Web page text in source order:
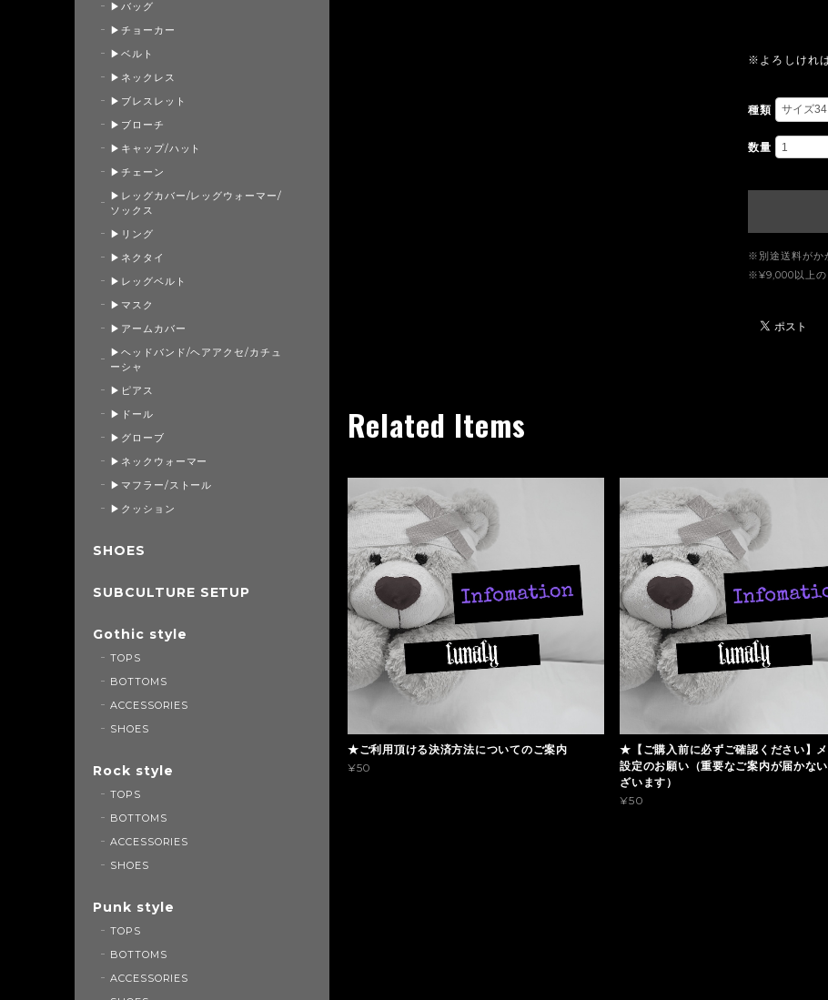
※よろしけれ
種類
数量
※別途送料がか
※¥9,000以上の
Related Items
★ご利用頂ける決済方法についてのご案内
¥50
★【ご購入前に必ずご確認ください】
設定のお願い（重要なご案内が届かな
ざいます）
¥50
▶バッグ
▶チョーカー
▶ベルト
▶ネックレス
▶ブレスレット
▶ブローチ
▶キャップ/ハット
▶チェーン
▶レッグカバー/レッグウォーマー/
ソックス
▶リング
▶ネクタイ
▶レッグベルト
▶マスク
▶アームカバー
▶ヘッドバンド/ヘアアクセ/カチュ
ーシャ
▶ピアス
▶ドール
▶グローブ
▶ネックウォーマー
▶マフラー/ストール
▶クッション
SHOES
SUBCULTURE SETUP
Gothic style
TOPS
BOTTOMS
ACCESSORIES
SHOES
Rock style
TOPS
BOTTOMS
ACCESSORIES
SHOES
Punk style
TOPS
BOTTOMS
ACCESSORIES